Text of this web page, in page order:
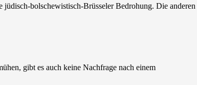
jüdisch-bolschewistisch-Brüsseler Bedrohung. Die anderen
gibt es auch keine Nachfrage nach einem